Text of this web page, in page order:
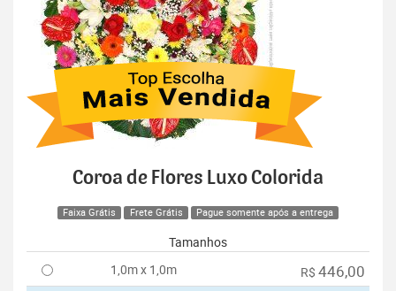
Coroa de Flores Luxo Colorida
Faixa Grátis Frete Grátis Pague somente após a entrega
Tamanhos
1,0m x 1,0m
R$ 446,00